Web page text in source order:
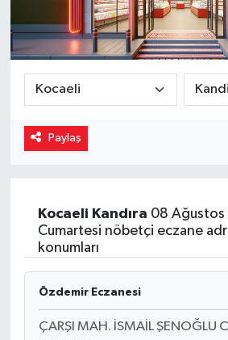
Paylaş
Kocaeli Kandıra 08
Cumartesi nöbetçi eczane
konumları
Özdemir Eczanesi
ÇARŞI MAH. İSMAİL ŞENOĞLU
Magazin
Sağlık
Spor
Yaşam
Yerel Yönetimler